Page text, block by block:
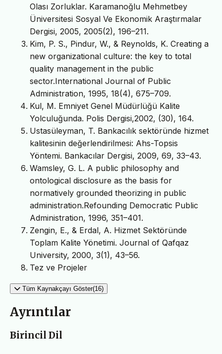
Olası Zorluklar. Karamanoğlu Mehmetbey
Üniversitesi Sosyal Ve Ekonomik Araştırmalar
Dergisi, 2005, 2005(2), 196–211.
Kim, P. S., Pindur, W., & Reynolds, K. Creating a
new organizational culture: the key to total
quality management in the public
sector.International Journal of Public
Administration, 1995, 18(4), 675–709.
Kul, M. Emniyet Genel Müdürlüğü Kalite
Yolculuğunda. Polis Dergisi,2002, (30), 164.
Ustasüleyman, T. Bankacılık sektöründe hizmet
kalitesinin değerlendirilmesi: Ahs-Topsis
Yöntemi. Bankacılar Dergisi, 2009, 69, 33–43.
Wamsley, G. L. A public philosophy and
ontological disclosure as the basis for
normatively grounded theorizing in public
administration.Refounding Democratic Public
Administration, 1996, 351–401.
Zengin, E., & Erdal, A. Hizmet Sektöründe
Toplam Kalite Yönetimi. Journal of Qafqaz
University, 2000, 3(1), 43–56.
Tez ve Projeler
Tüm Kaynakçayı Göster(16)
Ayrıntılar
Birincil Dil